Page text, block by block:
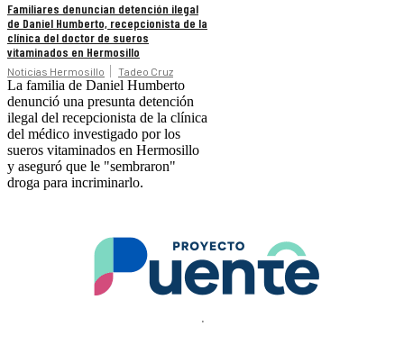
Familiares denuncian detención ilegal
de Daniel Humberto, recepcionista de la
clínica del doctor de sueros
vitaminados en Hermosillo
Noticias Hermosillo Tadeo Cruz
La familia de Daniel Humberto
denunció una presunta detención
ilegal del recepcionista de la clínica
del médico investigado por los
sueros vitaminados en Hermosillo
y aseguró que le "sembraron"
droga para incriminarlo.
.